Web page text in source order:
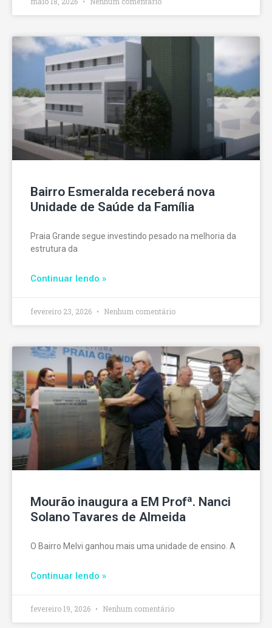
Bairro Esmeralda receberá nova
Unidade de Saúde da Família
Praia Grande segue investindo pesado na melhoria da
estrutura da
Continuar lendo »
fevereiro 23, 2026 Nenhum comentário
Mourão inaugura a EM Profª. Nanci
Solano Tavares de Almeida
O Bairro Melvi ganhou mais uma unidade de ensino. A
Continuar lendo »
fevereiro 19, 2026 Nenhum comentário